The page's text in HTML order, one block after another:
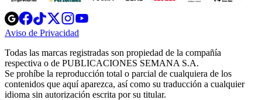
Opens
in
new
Opens
in
new
Opens
in
new
window
Opens
new
windowwindow
Aviso de Privacidad
new
window
Todas las marcas registradas son propiedad de la compañía
respectiva o de PUBLICACIONES SEMANA S.A.
Se prohíbe la reproducción total o parcial de cualquiera de los
contenidos que aquí aparezca, así como su traducción a cualquier
idioma sin autorización escrita por su titular.